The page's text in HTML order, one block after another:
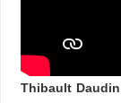
Thibault Daudin